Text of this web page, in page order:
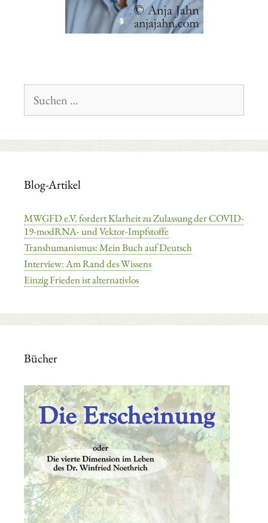
nach:
Blog-Artikel
MWGFD e.V. fordert Klarheit zu Zulassung der COVID-
19-modRNA- und Vektor-Impfstoffe
Transhumanismus: Mein Buch auf Deutsch
Interview: Am Rand des Wissens
Einzig Frieden ist alternativlos
Bücher